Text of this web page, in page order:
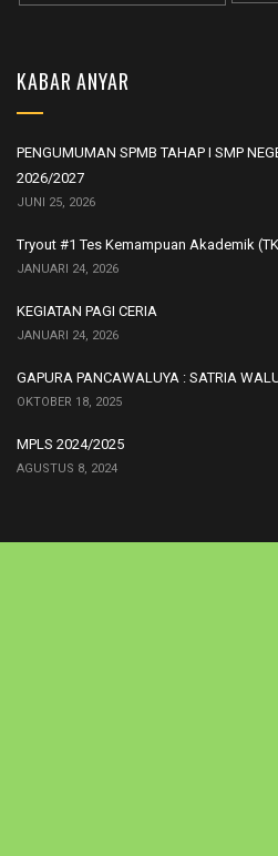
KABAR ANYAR
PENGUMUMAN SPMB TAHAP I SMP
2026/2027
JUNI 25, 2026
Tryout #1 Tes Kemampuan Akademik
JANUARI 24, 2026
KEGIATAN PAGI CERIA
JANUARI 24, 2026
GAPURA PANCAWALUYA : SATRIA
OKTOBER 18, 2025
MPLS 2024/2025
AGUSTUS 8, 2024